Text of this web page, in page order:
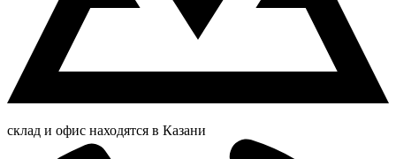
склад и офис находятся в Казани